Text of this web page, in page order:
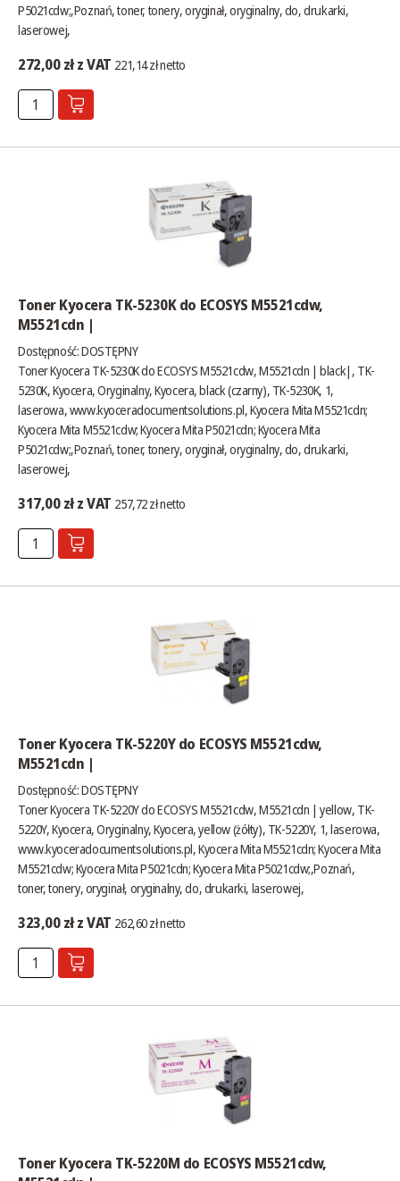
P5021cdw;,Poznań, toner, tonery, oryginał, oryginalny, do, drukarki,
laserowej,
272,00 zł z VAT 221,14 zł netto
Toner Kyocera TK-5230K do ECOSYS M5521cdw,
M5521cdn |
Dostępność:DOSTĘPNY
Toner Kyocera TK-5230K do ECOSYS M5521cdw, M5521cdn | black|, TK-
5230K, Kyocera, Oryginalny, Kyocera, black (czarny), TK-5230K, 1,
laserowa,www.kyoceradocumentsolutions.pl, Kyocera Mita M5521cdn;
Kyocera Mita M5521cdw; Kyocera Mita P5021cdn; Kyocera Mita
P5021cdw;,Poznań, toner, tonery, oryginał, oryginalny, do, drukarki,
laserowej,
317,00 zł z VAT 257,72 zł netto
Toner Kyocera TK-5220Y do ECOSYS M5521cdw,
M5521cdn |
Dostępność:DOSTĘPNY
Toner Kyocera TK-5220Y do ECOSYS M5521cdw, M5521cdn | yellow, TK-
5220Y, Kyocera, Oryginalny, Kyocera, yellow (żółty), TK-5220Y, 1, laserowa,
www.kyoceradocumentsolutions.pl, Kyocera Mita M5521cdn; Kyocera Mita
M5521cdw; Kyocera Mita P5021cdn; Kyocera Mita P5021cdw;,Poznań,
toner, tonery, oryginał, oryginalny, do, drukarki, laserowej,
323,00 zł z VAT 262,60 zł netto
Toner Kyocera TK-5220M do ECOSYS M5521cdw,